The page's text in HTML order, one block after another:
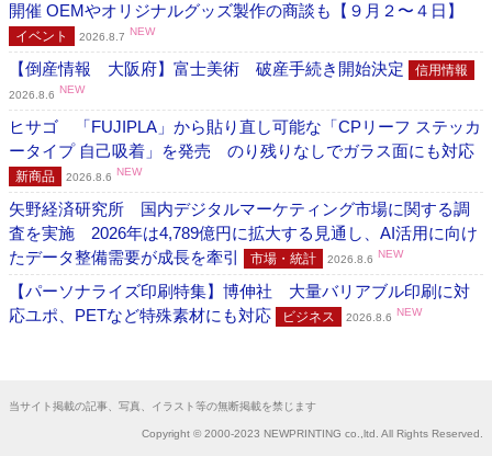
開催 OEMやオリジナルグッズ製作の商談も【９月２〜４日】
イベント 2026.8.7 NEW
【倒産情報 大阪府】富士美術 破産手続き開始決定 信用情報
2026.8.6 NEW
ヒサゴ 「FUJIPLA」から貼り直し可能な「CPリーフ ステッカ
ータイプ 自己吸着」を発売 のり残りなしでガラス面にも対応
新商品 2026.8.6 NEW
矢野経済研究所 国内デジタルマーケティング市場に関する調
査を実施 2026年は4,789億円に拡大する見通し、AI活用に向け
たデータ整備需要が成長を牽引
市場・統計 2026.8.6 NEW
【パーソナライズ印刷特集】博伸社 大量バリアブル印刷に対
応ユポ、PETなど特殊素材にも対応
ビジネス 2026.8.6 NEW
当サイト掲載の記事、写真、イラスト等の無断掲載を禁じます
Copyright © 2000-2023 NEWPRINTING co.,ltd. All Rights Reserved.